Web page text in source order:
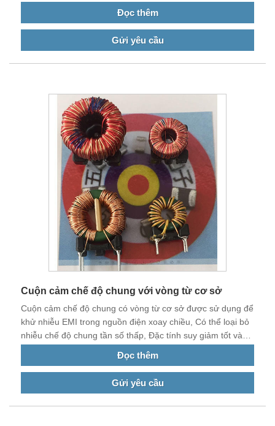
trong các sản phẩm điện và điện tử khác nhau.
Đọc thêm
Gửi yêu cầu
Cuộn cảm chế độ chung với vòng từ cơ sở
Cuộn cảm chế độ chung có vòng từ cơ sở được sử dụng để
khử nhiễu EMI trong nguồn điện xoay chiều, Có thể loại bỏ
nhiễu chế độ chung tần số thấp, Đặc tính suy giảm tốt và
phẩm điện và điện tử khác nhau.
Đọc thêm
Gửi yêu cầu